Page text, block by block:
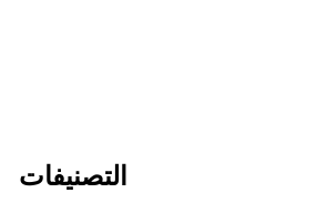
التصنيفات